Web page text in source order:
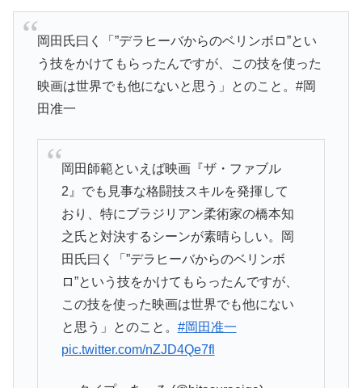
岡田氏曰く「”デラヒーバからのベリンボロ”とい
う技をかけてもらったんですが、この技を使った
映画は世界でも他にないと思う」とのこと。#岡
田准一
岡田師範といえば映画『ザ・ファブル
2』でも見事な格闘技スキルを発揮して
おり、特にブラジリアン柔術家の橋本知
之氏と対決するシーンが素晴らしい。岡
田氏曰く「”デラヒーバからのベリンボ
ロ”という技をかけてもらったんですが、
この技を使った映画は世界でも他にない
と思う」とのこと。 #岡田准一
pic.twitter.com/nZJD4Qe7fl